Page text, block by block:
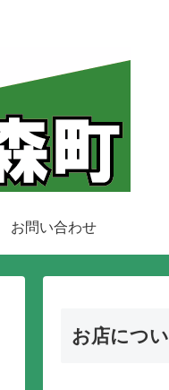
お問い合わせ
お店につ